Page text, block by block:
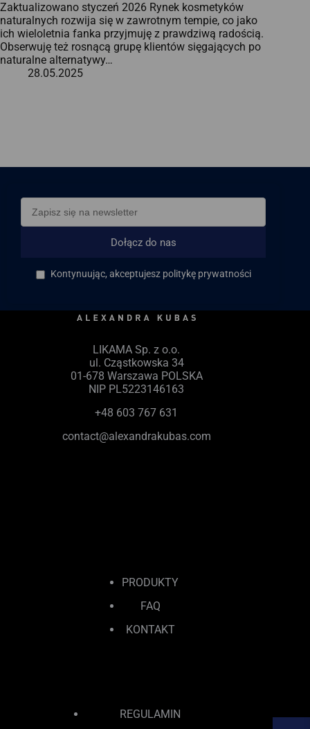
Zaktualizowano styczeń 2026 Rynek kosmetyków
naturalnych rozwija się w zawrotnym tempie, co jako
ich wieloletnia fanka przyjmuję z prawdziwą radością.
Obserwuję też rosnącą grupę klientów sięgających po
naturalne alternatywy…
28.05.2025
Dołącz do nas
Kontynuując, akceptujesz politykę prywatności
LIKAMA Sp. z o.o.
ul. Cząstkowska 34
01-678 Warszawa POLSKA
NIP PL5223146163
+48 603 767 631
contact@alexandrakubas.com
PRODUKTY
FAQ
KONTAKT
REGULAMIN